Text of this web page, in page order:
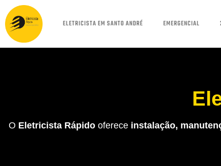
ELETRICISTA EM SANTO ANDRÉ EMERGENCIAL
O Eletricista Rápido oferece instalação,